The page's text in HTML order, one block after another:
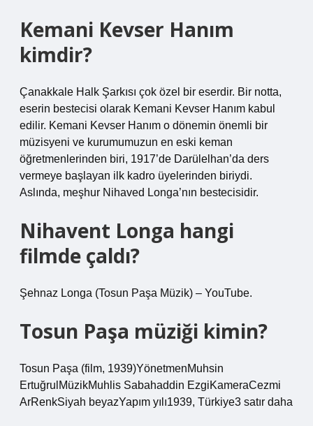
Kemani Kevser Hanım
kimdir?
Çanakkale Halk Şarkısı çok özel bir eserdir. Bir notta,
eserin bestecisi olarak Kemani Kevser Hanım kabul
edilir. Kemani Kevser Hanım o dönemin önemli bir
müzisyeni ve kurumumuzun en eski keman
öğretmenlerinden biri, 1917’de Darülelhan’da ders
vermeye başlayan ilk kadro üyelerinden biriydi.
Aslında, meşhur Nihaved Longa’nın bestecisidir.
Nihavent Longa hangi
filmde çaldı?
Şehnaz Longa (Tosun Paşa Müzik) – YouTube.
Tosun Paşa müziği kimin?
Tosun Paşa (film, 1939)YönetmenMuhsin
ErtuğrulMüzikMuhlis Sabahaddin EzgiKameraCezmi
ArRenkSiyah beyazYapım yılı1939, Türkiye3 satır daha